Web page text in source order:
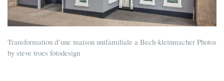
Transformation d’une maison unifamiliale a Bech-kleinmacher Photos
by steve troes fotodesign